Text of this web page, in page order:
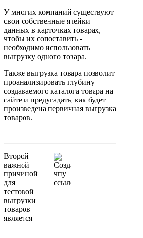
У многих компаний существуют
свои собственные ячейки
данных в карточках товарах,
чтобы их сопоставить -
необходимо использовать
выгрузку одного товара.
Также выгрузка товара позволит
проанализировать глубину
создаваемого каталога товара на
сайте и предугадать, как будет
произведена первичная выгрузка
товаров.
Второй
важной
причиной
для
тестовой
выгрузки
товаров
является